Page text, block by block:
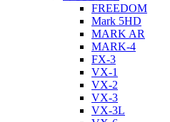
FREEDOM
Mark 5HD
MARK AR
MARK-4
FX-3
VX-1
VX-2
VX-3
VX-3L